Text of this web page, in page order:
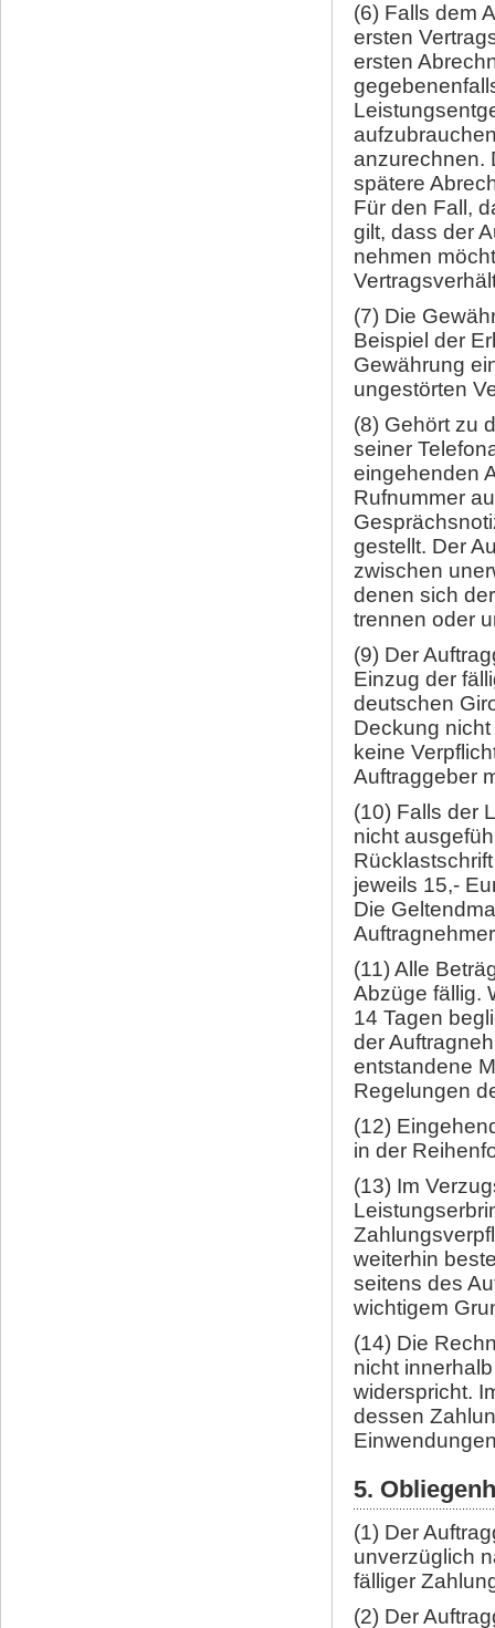
(6) Falls dem
ersten
ersten
anzurechnen.
spätere
Für den Fall,
gilt, dass der
nehmen
(7) Die
Beispiel der
Gewährung
ungestörten
(8) Gehört zu
seiner
eingehenden
Rufnummer
gestellt. Der
zwischen
denen sich
trennen oder
(9) Der
Einzug der
deutschen
Deckung
keine
Auftraggeber
(10) Falls der
nicht
jeweils 15,-
Die
(11) Alle
Abzüge fällig.
14 Tagen
der
entstandene
Regelungen
(12)
in der
(13) Im
weiterhin
seitens des
wichtigem
(14) Die
nicht
widerspricht.
dessen
5.
(1) Der
unverzüglich
fälliger
(2) Der